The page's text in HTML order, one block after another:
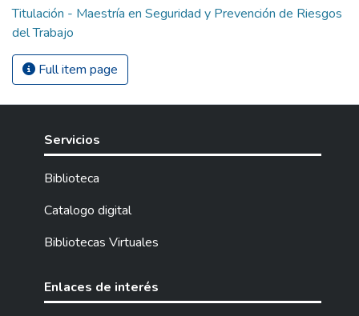
Titulación - Maestría en Seguridad y Prevención de Riesgos
del Trabajo
Full item page
Servicios
Biblioteca
Catalogo digital
Bibliotecas Virtuales
Enlaces de interés